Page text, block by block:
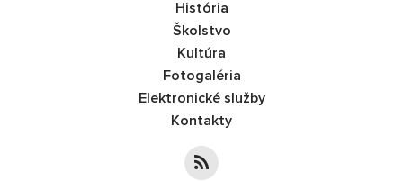
História
Školstvo
Kultúra
Fotogaléria
Elektronické služby
Kontakty